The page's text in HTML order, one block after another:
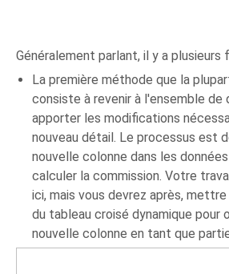
Généralement parlant, il y a plusieurs
La première méthode que la
consiste à revenir à l'ensemble de
apporter les modifications
nouveau détail. Le processus est
nouvelle colonne dans les
calculer la commission. Votre
ici, mais vous devrez après,
du tableau croisé dynamique pour
nouvelle colonne en tant que